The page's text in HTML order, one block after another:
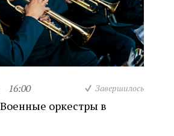
16:00 Завершилось
оркестры в